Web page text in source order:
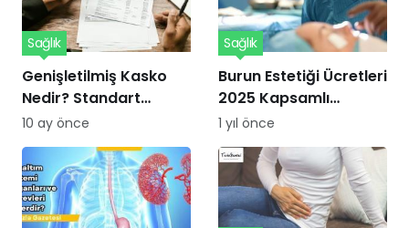
Genişletilmiş Kasko
Nedir? Standart
Kaskodan Farkları ve
Avantajları Nelerdir?
Sağlık
10 ay önce
Burun Estetiği Ücretleri
2025 Kapsamlı
Kılavuzu
Sağlık
1 yıl önce